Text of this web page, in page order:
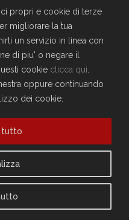
propri e cookie di terze
migliorare la tua
un servizio in linea con
di piu' o negare il
cookie clicca qui
oppure continuando
dei cookie.
tutto
34125 Trieste
al sito